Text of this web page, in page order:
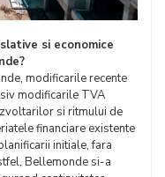
si economice
modificarile recente
modificarile TVA
si ritmului de
financiare existente
initiale, fara
Bellemonde si-a